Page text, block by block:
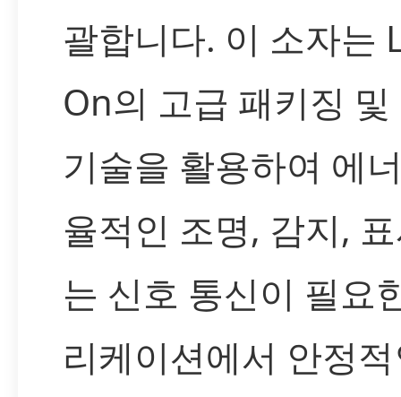
괄합니다. 이 소자는
On의 고급 패키징 및
기술을 활용하여 에
율적인 조명, 감지,
는 신호 통신이 필요
리케이션에서 안정